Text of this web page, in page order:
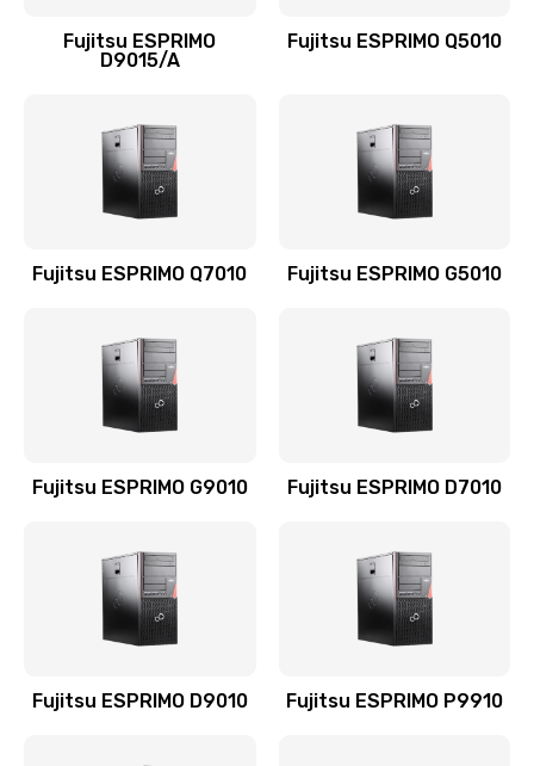
Fujitsu ESPRIMO
D9015/A
Fujitsu ESPRIMO Q5010
Fujitsu ESPRIMO Q7010 Fujitsu ESPRIMO G5010
Fujitsu ESPRIMO G9010 Fujitsu ESPRIMO D7010
Fujitsu ESPRIMO D9010 Fujitsu ESPRIMO P9910